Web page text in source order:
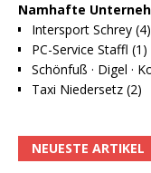
Namhafte
Intersport Schrey (4)
PC-Service Staffl (1)
Schönfuß · Digel ·
Taxi Niedersetz (2)
NEUESTE ARTIKEL